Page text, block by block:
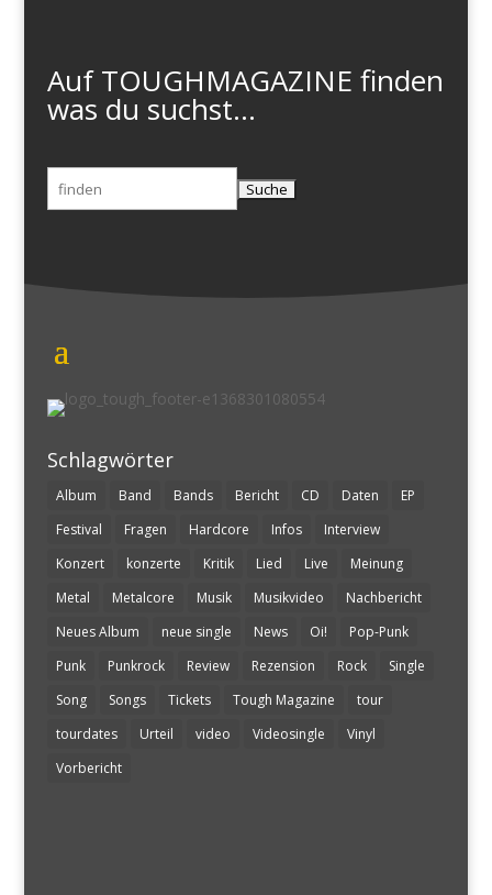
Auf TOUGHMAGAZINE finden
was du suchst...
Suchen
nach:
Schlagwörter
Album Band Bands Bericht CD Daten
EP
Festival
Fragen Hardcore Infos
Interview
Konzert
konzerte Kritik Lied Live
Meinung
Metal
Metalcore Musik Musikvideo
Nachbericht
Neues Album
neue single News Oi!
Pop-Punk
Punk
Punkrock Review Rezension Rock
Single
Song
Songs Tickets Tough Magazine
tour
tourdates
Urteil video Videosingle
Vinyl
Vorbericht